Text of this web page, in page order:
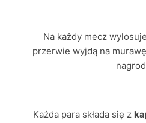
Na każdy mecz
przerwie wyjdą na
Każda para składa się z